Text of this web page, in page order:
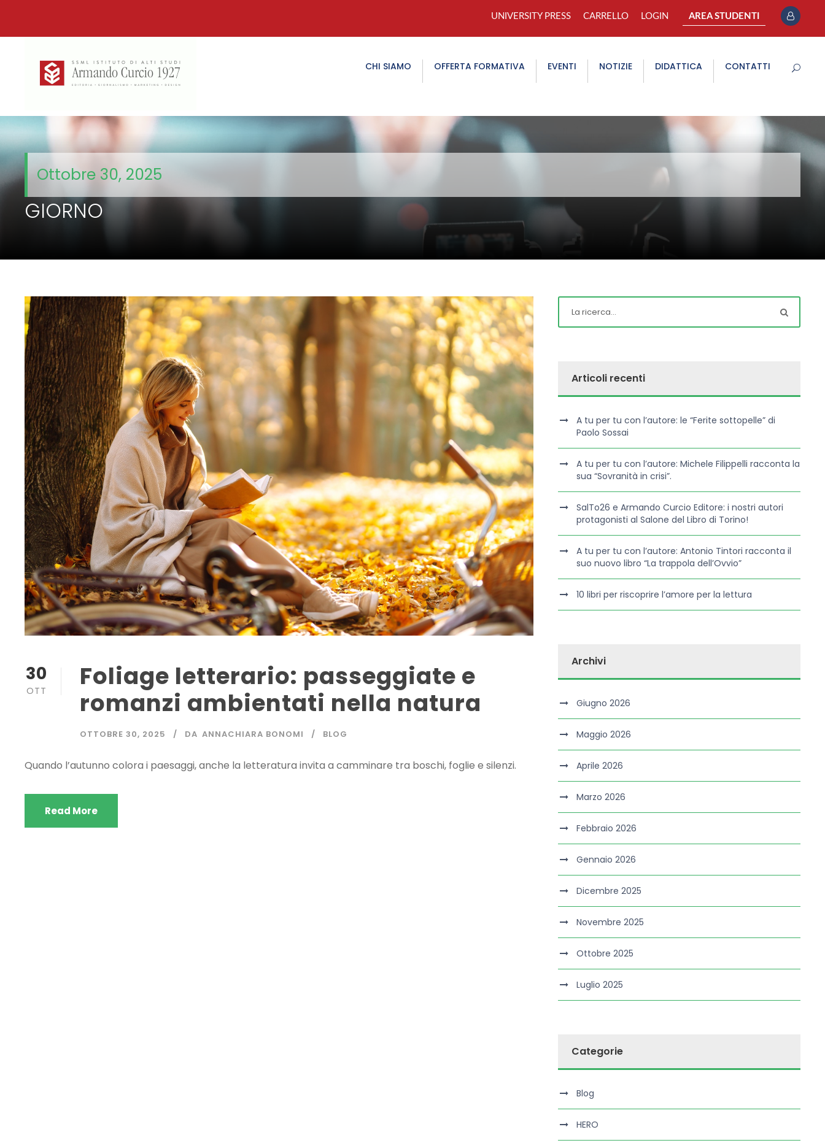
UNIVERSITY PRESS CARRELLO LOGIN AREA STUDENTI
CHI SIAMO OFFERTA FORMATIVA EVENTI NOTIZIE DIDATTICA CONTATTI
Ottobre 30, 2025
GIORNO
30
OTT
Foliage letterario: passeggiate e
romanzi ambientati nella natura
OTTOBRE 30, 2025 DA ANNACHIARA BONOMI BLOG
Quando l’autunno colora i paesaggi, anche la letteratura invita a camminare tra boschi, foglie e silenzi.
Read More
Articoli recenti
A tu per tu con l’autore: le “Ferite sottopelle” di
Paolo Sossai
A tu per tu con l’autore: Michele Filippelli racconta la
sua “Sovranità in crisi”.
SalTo26 e Armando Curcio Editore: i nostri autori
protagonisti al Salone del Libro di Torino!
A tu per tu con l’autore: Antonio Tintori racconta il
suo nuovo libro “La trappola dell’Ovvio”
10 libri per riscoprire l’amore per la lettura
Archivi
Giugno 2026
Maggio 2026
Aprile 2026
Marzo 2026
Febbraio 2026
Gennaio 2026
Dicembre 2025
Novembre 2025
Ottobre 2025
Luglio 2025
Categorie
Blog
HERO